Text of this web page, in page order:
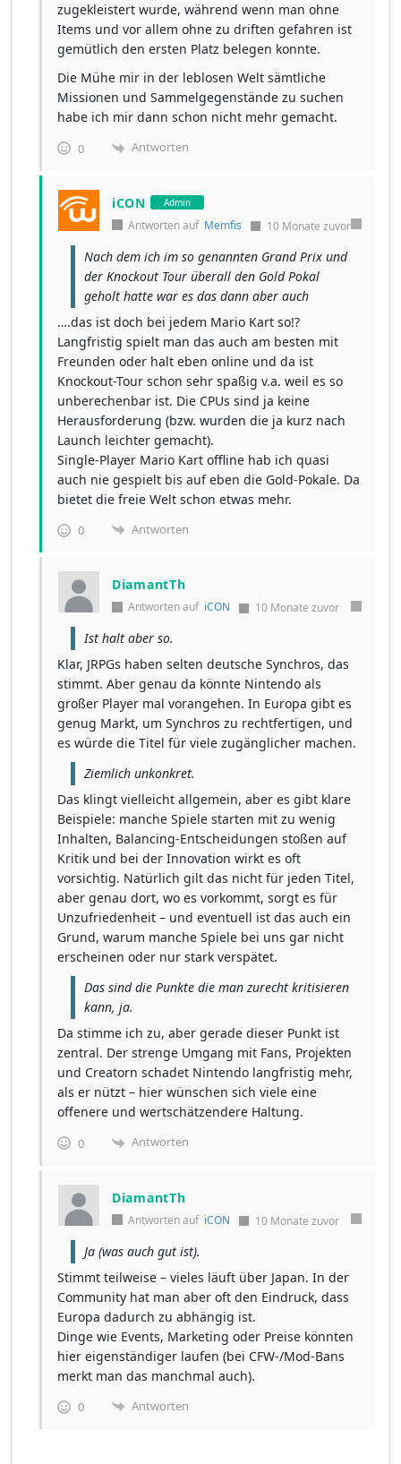
zugekleistert wurde, während wenn man ohne
Items und vor allem ohne zu driften gefahren ist
gemütlich den ersten Platz belegen konnte.
Die Mühe mir in der leblosen Welt sämtliche
Missionen und Sammelgegenstände zu suchen
habe ich mir dann schon nicht mehr gemacht.
0 Antworten
iCON Admin
Antworten auf Memfis 10 Monate zuvor
Nach dem ich im so genannten Grand Prix und
der Knockout Tour überall den Gold Pokal
geholt hatte war es das dann aber auch
….das ist doch bei jedem Mario Kart so!?
Langfristig spielt man das auch am besten mit
Freunden oder halt eben online und da ist
Knockout-Tour schon sehr spaßig v.a. weil es so
unberechenbar ist. Die CPUs sind ja keine
Herausforderung (bzw. wurden die ja kurz nach
Launch leichter gemacht).
Single-Player Mario Kart offline hab ich quasi
auch nie gespielt bis auf eben die Gold-Pokale. Da
bietet die freie Welt schon etwas mehr.
0 Antworten
DiamantTh
Antworten auf iCON 10 Monate zuvor
Ist halt aber so.
Klar, JRPGs haben selten deutsche Synchros, das
stimmt. Aber genau da könnte Nintendo als
großer Player mal vorangehen. In Europa gibt es
genug Markt, um Synchros zu rechtfertigen, und
es würde die Titel für viele zugänglicher machen.
Ziemlich unkonkret.
Das klingt vielleicht allgemein, aber es gibt klare
Beispiele: manche Spiele starten mit zu wenig
Inhalten, Balancing-Entscheidungen stoßen auf
Kritik und bei der Innovation wirkt es oft
vorsichtig. Natürlich gilt das nicht für jeden Titel,
aber genau dort, wo es vorkommt, sorgt es für
Unzufriedenheit – und eventuell ist das auch ein
Grund, warum manche Spiele bei uns gar nicht
erscheinen oder nur stark verspätet.
Das sind die Punkte die man zurecht kritisieren
kann, ja.
Da stimme ich zu, aber gerade dieser Punkt ist
zentral. Der strenge Umgang mit Fans, Projekten
und Creatorn schadet Nintendo langfristig mehr,
als er nützt – hier wünschen sich viele eine
offenere und wertschätzendere Haltung.
0 Antworten
DiamantTh
Antworten auf iCON 10 Monate zuvor
Ja (was auch gut ist).
Stimmt teilweise – vieles läuft über Japan. In der
Community hat man aber oft den Eindruck, dass
Europa dadurch zu abhängig ist.
Dinge wie Events, Marketing oder Preise könnten
hier eigenständiger laufen (bei CFW-/Mod-Bans
merkt man das manchmal auch).
0 Antworten